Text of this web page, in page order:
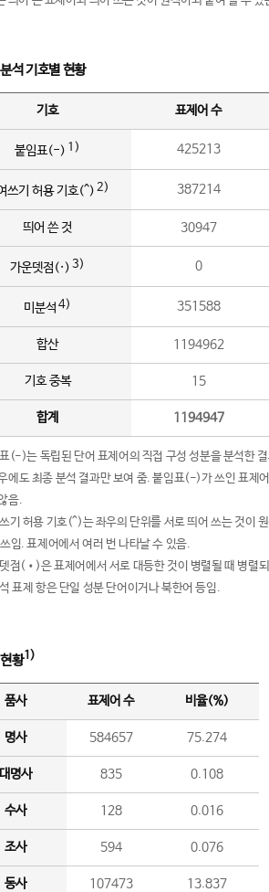
석 기호별 현황
기호 표제어 수
붙임표(-) 1) 425213
쓰기 허용 기호(^) 2) 387214
띄어 쓴 것 30947
가운뎃점(·) 3) 0
미분석 4) 351588
합산 1194962
기호 중복 15
합계 1194947
(-)는 독립된 단어 표제어의 직접 구성 성분을 분석한
에도 최종 분석 결과만 보여 줌. 붙임표(-)가 쓰인 표제
음.
기 허용 기호(^)는 좌우의 단위를 서로 띄어 쓰는 것이
임. 표제어에서 여러 번 나타날 수 있음.
점(•)은 표제어에서 서로 대등한 것이 병렬될 때 병렬
표제 항은 단일 성분 단어이거나 북한어 등임.
황1)
품사 표제어 수 비율(%)
명사 584657 75.274
명사 835 0.108
수사 128 0.016
조사 594 0.076
동사 107473 13.837